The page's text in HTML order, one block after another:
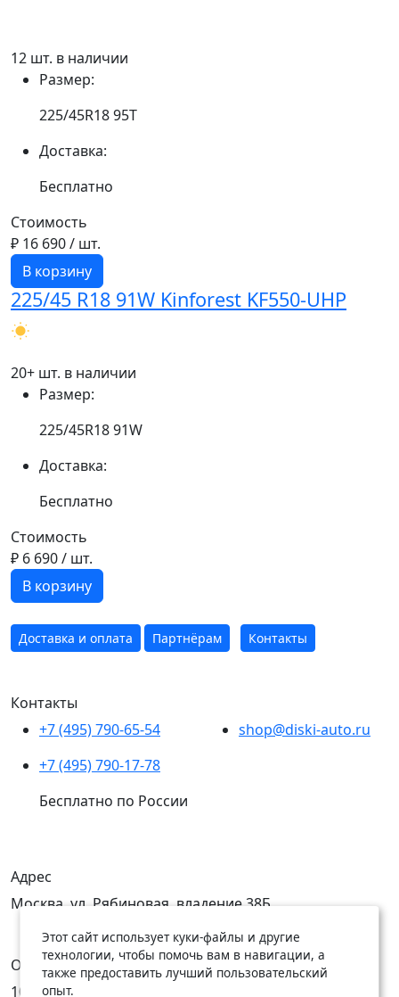
12 шт. в наличии
Размер:
225/45R18 95T
Доставка:
Бесплатно
Стоимость
₽ 16 690/ шт.
В корзину
225/45 R18 91W Kinforest KF550-UHP
20+ шт. в наличии
Размер:
225/45R18 91W
Доставка:
Бесплатно
Стоимость
₽ 6 690/ шт.
В корзину
Доставка и оплата Партнёрам Контакты
Контакты
+7 (495) 790-65-54
+7 (495) 790-17-78
Бесплатно по России
shop@diski-auto.ru
Адрес
Москва, ул. Рябиновая, владение 38Б
Открыты
10:00 — 19:00
Этот сайт использует куки-файлы и другие
технологии, чтобы помочь вам в навигации, а
также предоставить лучший пользовательский
опыт.